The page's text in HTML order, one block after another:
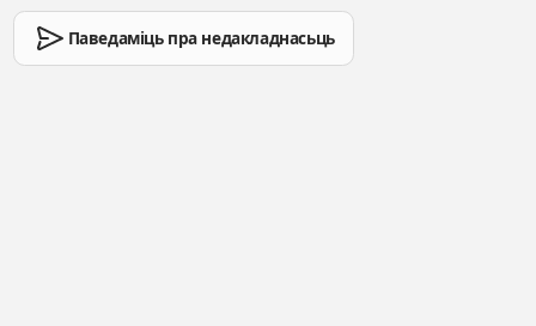
Паведаміць пра недакладнасьць